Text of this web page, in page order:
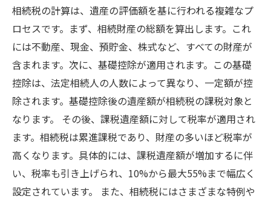
相続税の計算は、遺産の評価額を基に行われる複雑なプ
ロセスです。まず、相続財産の総額を算出します。これ
には不動産、現金、預貯金、株式など、すべての財産が
含まれます。次に、基礎控除が適用されます。この基礎
控除は、法定相続人の人数によって異なり、一定額が控
除されます。基礎控除後の遺産額が相続税の課税対象と
なります。 その後、課税遺産額に対して税率が適用され
ます。相続税は累進課税であり、財産の多いほど税率が
高くなります。具体的には、課税遺産額が増加するに伴
い、税率も引き上げられ、10%から最大55%まで幅広く
設定されています。 また、相続税にはさまざまな特例や